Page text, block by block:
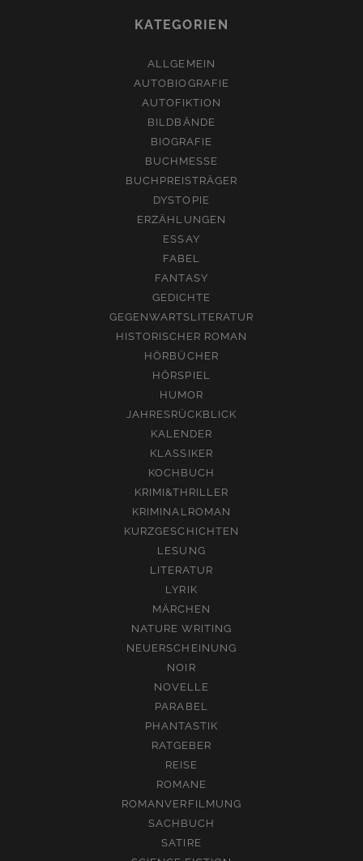
KATEGORIEN
ALLGEMEIN
AUTOBIOGRAFIE
AUTOFIKTION
BILDBÄNDE
BIOGRAFIE
BUCHMESSE
BUCHPREISTRÄGER
DYSTOPIE
ERZÄHLUNGEN
ESSAY
FABEL
FANTASY
GEDICHTE
GEGENWARTSLITERATUR
HISTORISCHER ROMAN
HÖRBÜCHER
HÖRSPIEL
HUMOR
JAHRESRÜCKBLICK
KALENDER
KLASSIKER
KOCHBUCH
KRIMI&THRILLER
KRIMINALROMAN
KURZGESCHICHTEN
LESUNG
LITERATUR
LYRIK
MÄRCHEN
NATURE WRITING
NEUERSCHEINUNG
NOIR
NOVELLE
PARABEL
PHANTASTIK
RATGEBER
REISE
ROMANE
ROMANVERFILMUNG
SACHBUCH
SATIRE